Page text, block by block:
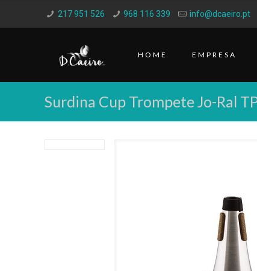
217 951 526 968 116 339 info@dcaeiro.pt
HOME EMPRESA
Surdina Cup Trompete Jo-Ral